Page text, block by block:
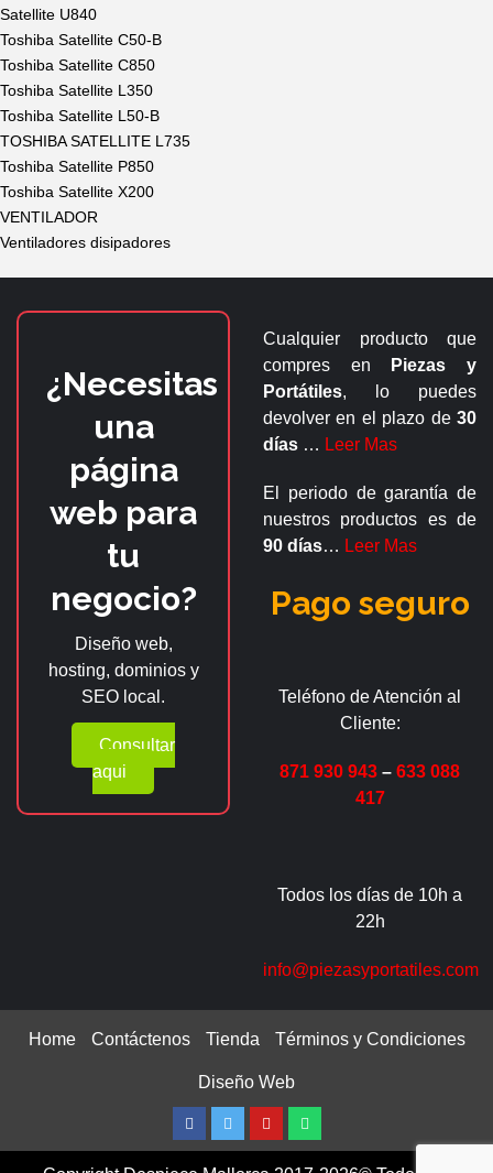
Satellite U840
Toshiba Satellite C50-B
Toshiba Satellite C850
Toshiba Satellite L350
Toshiba Satellite L50-B
TOSHIBA SATELLITE L735
Toshiba Satellite P850
Toshiba Satellite X200
VENTILADOR
Ventiladores disipadores
¿Necesitas
una
página
web para
tu
negocio?
Diseño web,
hosting, dominios y
SEO local.
Consultar
aqui
Cualquier producto que
compres en
Piezas y
Portátiles, lo puedes
devolver en el plazo de 30
días … Leer Mas
El periodo de garantía de
nuestros productos es de
90 días… Leer Mas
Pago seguro
Teléfono de Atención al
Cliente:
871 930 943 – 633 088
417
Todos los días de 10h a
22h
info@piezasyportatiles.com
Home Contáctenos Tienda Términos y Condiciones
Diseño Web
Facebook
TwitterYoutubeWhatsapp